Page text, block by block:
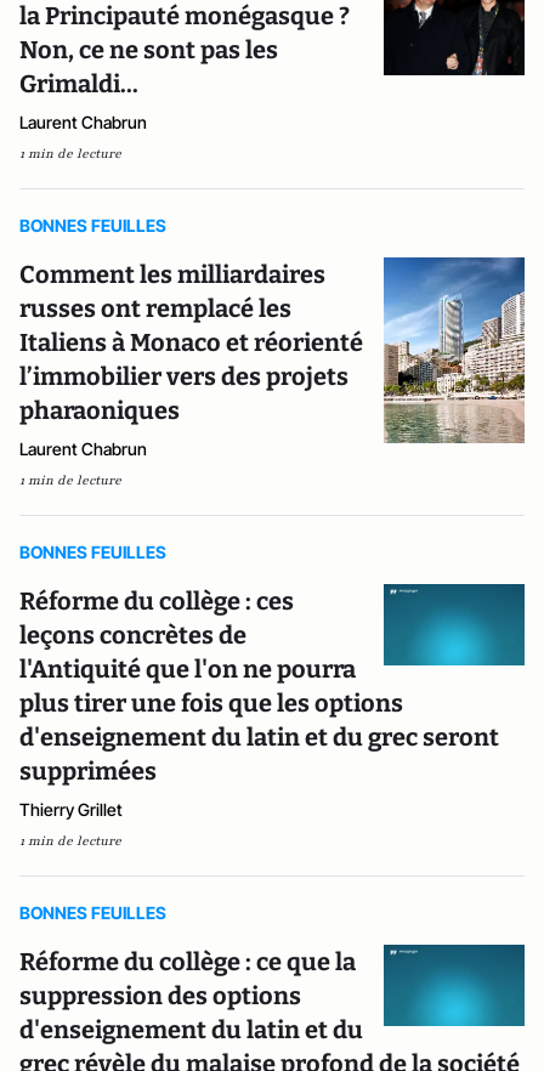
la Principauté monégasque ?
Non, ce ne sont pas les
Grimaldi...
Laurent Chabrun
1 min de lecture
BONNES FEUILLES
Comment les milliardaires
russes ont remplacé les
Italiens à Monaco et réorienté
l’immobilier vers des projets
pharaoniques
Laurent Chabrun
1 min de lecture
BONNES FEUILLES
Réforme du collège : ces
leçons concrètes de
l'Antiquité que l'on ne pourra
plus tirer une fois que les options
d'enseignement du latin et du grec seront
supprimées
Thierry Grillet
1 min de lecture
BONNES FEUILLES
Réforme du collège : ce que la
suppression des options
d'enseignement du latin et du
grec révèle du malaise profond de la société